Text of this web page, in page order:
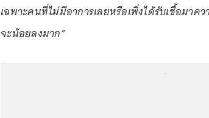
เฉพาะคนที่ไม่มีอาการเลยหรือเพิ่งได้รับเชื้อมาค
จะน้อยลงมาก”